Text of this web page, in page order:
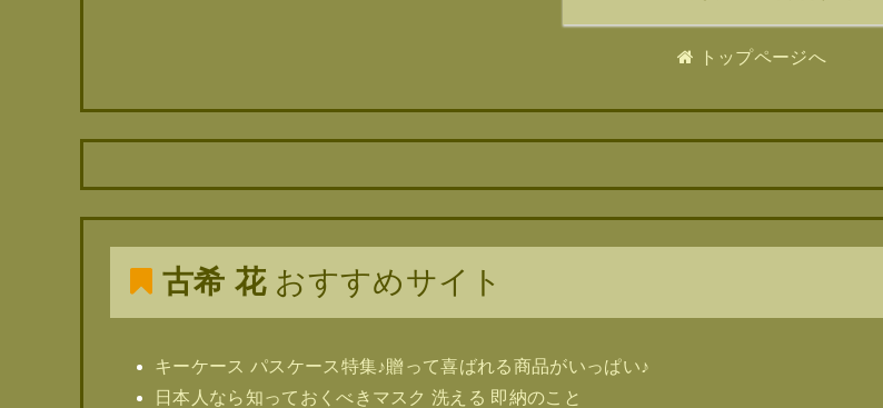
トップページへ
古希 花おすすめサイト
キーケース パスケース特集♪贈って喜ばれる商品がいっぱい♪
日本人なら知っておくべきマスク 洗える 即納のこと